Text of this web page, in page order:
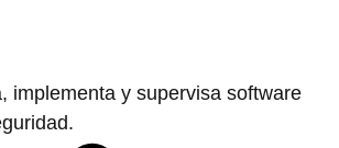
implementa y supervisa software